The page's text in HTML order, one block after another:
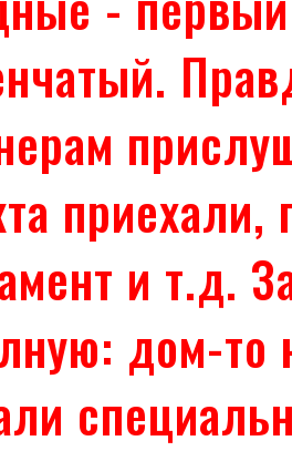
приехали,
и т.д.
дом-то